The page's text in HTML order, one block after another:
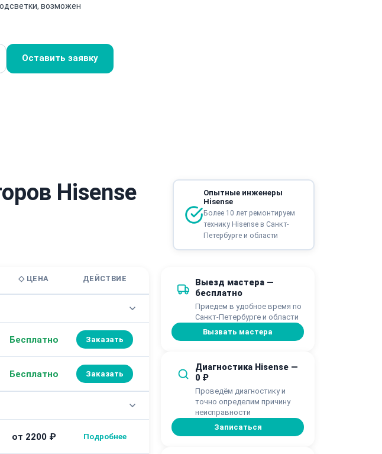
возможен
Оставить заявку
Hisense
Опытные инженеры
Hisense
Более 10 лет ремонтируем
технику Hisense в Санкт-
Петербурге и области
◇ ЦЕНА ДЕЙСТВИЕ
Бесплатно Заказать
Бесплатно Заказать
от 2200 ₽
Выезд мастера —
бесплатно
Приедем в удобное время по
Санкт-Петербурге и области
Вызвать мастера
Диагностика Hisense —
0 ₽
Проведём диагностику и
точно определим причину
неисправности
Записаться